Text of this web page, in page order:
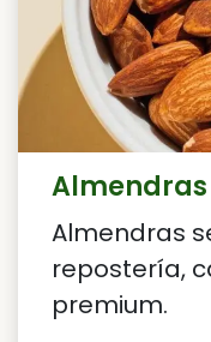
Almendras
Almendras
repostería,
premium.